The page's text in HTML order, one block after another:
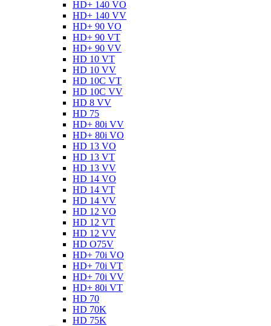
HD+ 140 VO
HD+ 140 VV
HD+ 90 VO
HD+ 90 VT
HD+ 90 VV
HD 10 VT
HD 10 VV
HD 10C VT
HD 10C VV
HD 8 VV
HD 75
HD+ 80i VV
HD+ 80i VO
HD 13 VO
HD 13 VT
HD 13 VV
HD 14 VO
HD 14 VT
HD 14 VV
HD 12 VO
HD 12 VT
HD 12 VV
HD O75V
HD+ 70i VO
HD+ 70i VT
HD+ 70i VV
HD+ 80i VT
HD 70
HD 70K
HD 75K